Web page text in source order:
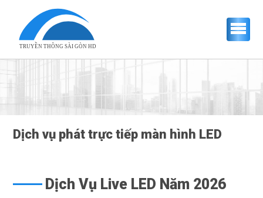
TRUYỀN THÔNG SÀI GÒN HD
Dịch vụ phát trực tiếp màn hình LED
Dịch Vụ Live LED Năm 2026